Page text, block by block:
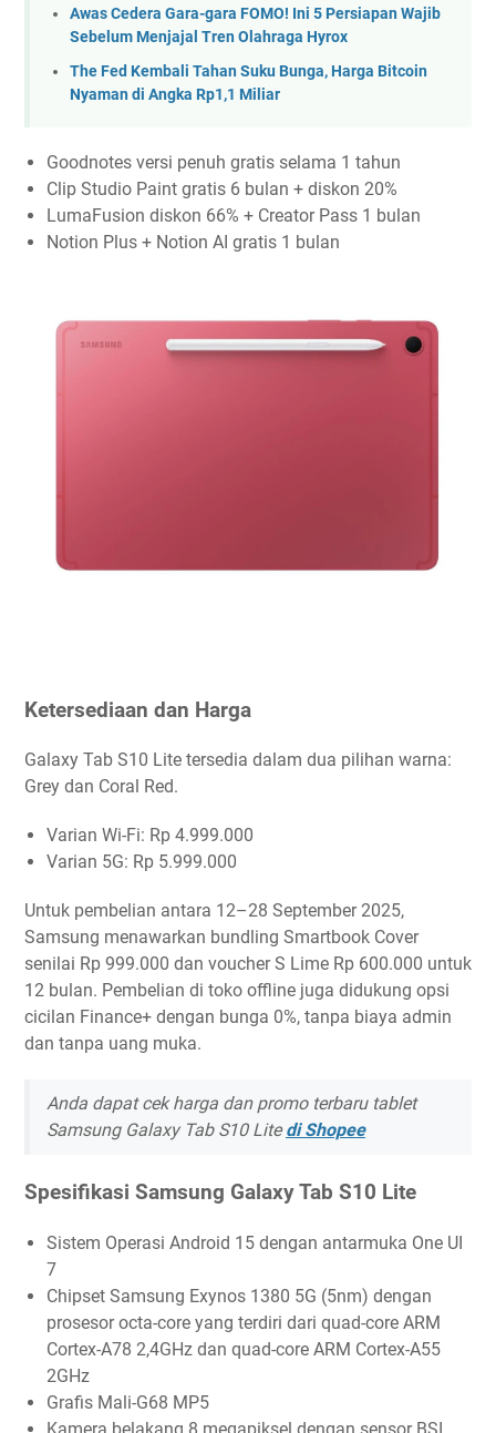
Awas Cedera Gara-gara FOMO! Ini 5 Persiapan Wajib
Sebelum Menjajal Tren Olahraga Hyrox
The Fed Kembali Tahan Suku Bunga, Harga Bitcoin
Nyaman di Angka Rp1,1 Miliar
Goodnotes versi penuh gratis selama 1 tahun
Clip Studio Paint gratis 6 bulan + diskon 20%
LumaFusion diskon 66% + Creator Pass 1 bulan
Notion Plus + Notion AI gratis 1 bulan
Ketersediaan dan Harga
Galaxy Tab S10 Lite tersedia dalam dua pilihan warna:
Grey dan Coral Red.
Varian Wi-Fi: Rp 4.999.000
Varian 5G: Rp 5.999.000
Untuk pembelian antara 12–28 September 2025,
Samsung menawarkan bundling Smartbook Cover
senilai Rp 999.000 dan voucher S Lime Rp 600.000 untuk
12 bulan. Pembelian di toko offline juga didukung opsi
cicilan Finance+ dengan bunga 0%, tanpa biaya admin
dan tanpa uang muka.
Anda dapat cek harga dan promo terbaru tablet
Samsung Galaxy Tab S10 Litedi Shopee
Spesifikasi Samsung Galaxy Tab S10 Lite
Sistem Operasi Android 15 dengan antarmuka One UI
7
Chipset Samsung Exynos 1380 5G (5nm) dengan
prosesor octa-core yang terdiri dari quad-core ARM
Cortex-A78 2,4GHz dan quad-core ARM Cortex-A55
2GHz
Grafis Mali-G68 MP5
Kamera belakang 8 megapiksel dengan sensor BSI